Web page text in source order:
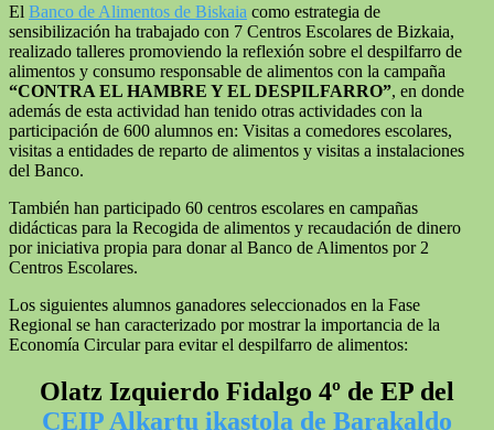
El Banco de Alimentos de Biskaia como estrategia de
sensibilización ha trabajado con 7 Centros Escolares de Bizkaia,
realizado talleres promoviendo la reflexión sobre el despilfarro de
alimentos y consumo responsable de alimentos con la campaña
“CONTRA EL HAMBRE Y EL DESPILFARRO”, en donde
además de esta actividad han tenido otras actividades con la
participación de 600 alumnos en: Visitas a comedores escolares,
visitas a entidades de reparto de alimentos y visitas a instalaciones
del Banco.
También han participado 60 centros escolares en campañas
didácticas para la Recogida de alimentos y recaudación de dinero
por iniciativa propia para donar al Banco de Alimentos por 2
Centros Escolares.
Los siguientes alumnos ganadores seleccionados en la Fase
Regional se han caracterizado por mostrar la importancia de la
Economía Circular para evitar el despilfarro de alimentos:
Olatz Izquierdo Fidalgo 4º de EP del
CEIP Alkartu ikastola de Barakaldo